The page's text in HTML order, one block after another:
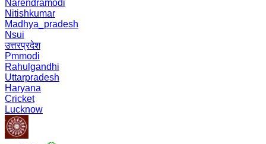
Narendramodi
Nitishkumar
Madhya_pradesh
Nsui
उत्तरप्रदेश
Pmmodi
Rahulgandhi
Uttarpradesh
Haryana
Cricket
Lucknow